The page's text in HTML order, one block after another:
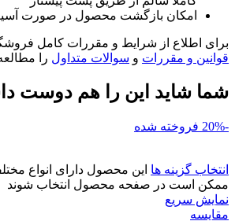
امکان بازگشت محصول در صورت
برای اطلاع از شرایط و مقررات کامل
قوانین و مقررات و سوالات متداول را
شما شاید این را هم دوست
-20% فروخته شده
انتخاب گزینه ها این محصول دارای انواع
ممکن است در صفحه محصول انتخاب شوند
نمایش سریع
مقايسه